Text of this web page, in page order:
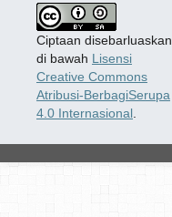
Ciptaan disebarluaskan
di bawah Lisensi
Creative Commons
Atribusi-BerbagiSerupa
4.0 Internasional.